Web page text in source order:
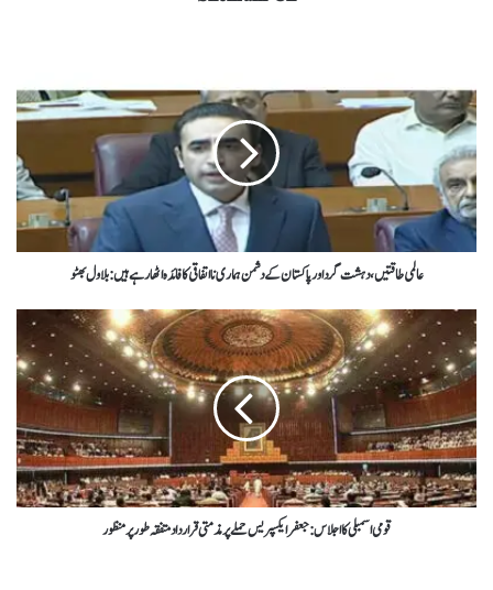
عالمی طاقتیں، دہشت گرد اور پاکستان کے دشمن ہماری نااتفاقی کا فائدہ اٹھارہے ہیں: بلاول بھٹو
قومی اسمبلی کا اجلاس : جعفر ایکسپریس حملے پرمذمتی قرارداد متفقہ طور پر منظور